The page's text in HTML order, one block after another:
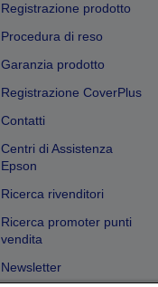
Registrazione prodotto
Procedura di reso
Garanzia prodotto
Registrazione CoverPlus
Contatti
Centri di Assistenza
Epson
Ricerca rivenditori
Ricerca promoter punti
vendita
Newsletter